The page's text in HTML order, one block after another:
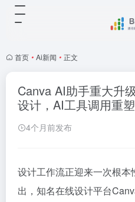
首页 • Ai新闻 • 正文
Canva AI助手重大升
设计，AI工具调用重
4个月前发布
设计工作流正迎来一次根
出，知名在线设计平台